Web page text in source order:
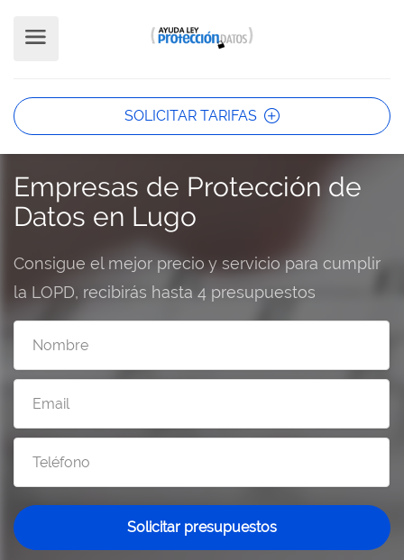
SOLICITAR TARIFAS
Empresas de Protección de
Datos en Lugo
Consigue el mejor precio y servicio para cumplir
la LOPD, recibirás hasta 4 presupuestos
Solicitar presupuestos